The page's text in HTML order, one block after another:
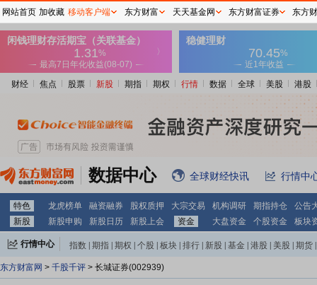
财经 焦点 股票 新股 期指 期权 行情 数据 全球 美股 港股
数据中心 全球财经快讯 行情中
特色 龙虎榜单 融资融券 股权质押 大宗交易 机构调研 期指持仓
公告
新股
新股申购 新股日历 新股上会 资金 大盘资金 个股资金 板块
行情中心 指数 期指 期权 个股 板块 排行 新股 基金 港股 美股 期货
东方财富网 > 千股千评 > 长城证券(002939)
网站首页 加收藏 移动客户端 东方财富 天天基金网 东方财富证券 东方